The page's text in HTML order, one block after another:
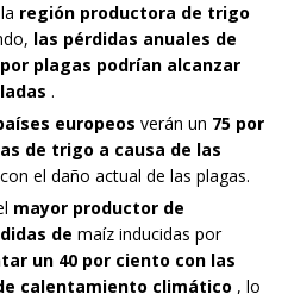
región productora de trigo
las pérdidas anuales de
plagas podrían alcanzar
.
europeos verán un 75 por
de trigo a causa de las
el daño actual de las plagas.
mayor productor de
de maíz inducidas por
un 40 por ciento con las
calentamiento climático , lo